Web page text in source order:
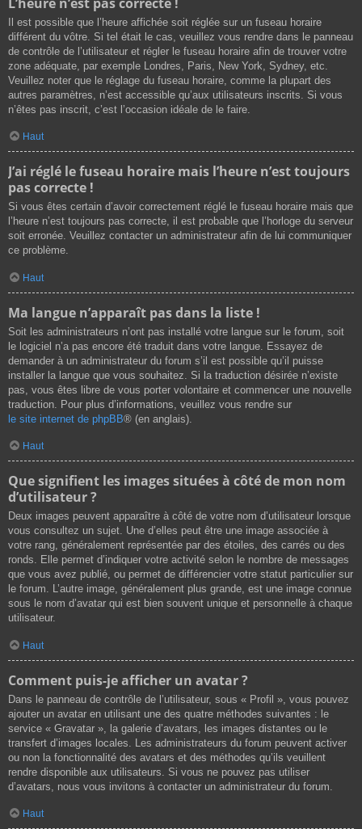
Il est possible que l’heure affichée soit réglée sur un fuseau horaire
différent du vôtre. Si tel était le cas, veuillez vous rendre dans le panneau
de contrôle de l’utilisateur et régler le fuseau horaire afin de trouver votre
zone adéquate, par exemple Londres, Paris, New York, Sydney, etc.
Veuillez noter que le réglage du fuseau horaire, comme la plupart des
autres paramètres, n’est accessible qu’aux utilisateurs inscrits. Si vous
n’êtes pas inscrit, c’est l’occasion idéale de le faire.
Haut
J’ai réglé le fuseau horaire mais l’heure n’est toujours
pas correcte !
Si vous êtes certain d’avoir correctement réglé le fuseau horaire mais que
l’heure n’est toujours pas correcte, il est probable que l’horloge du serveur
soit erronée. Veuillez contacter un administrateur afin de lui communiquer
ce problème.
Haut
Ma langue n’apparaît pas dans la liste !
Soit les administrateurs n’ont pas installé votre langue sur le forum, soit
le logiciel n’a pas encore été traduit dans votre langue. Essayez de
demander à un administrateur du forum s’il est possible qu’il puisse
installer la langue que vous souhaitez. Si la traduction désirée n’existe
pas, vous êtes libre de vous porter volontaire et commencer une nouvelle
traduction. Pour plus d’informations, veuillez vous rendre sur
le site internet de phpBB® (en anglais).
Haut
Que signifient les images situées à côté de mon nom
d’utilisateur ?
Deux images peuvent apparaître à côté de votre nom d’utilisateur lorsque
vous consultez un sujet. Une d’elles peut être une image associée à
votre rang, généralement représentée par des étoiles, des carrés ou des
ronds. Elle permet d’indiquer votre activité selon le nombre de messages
que vous avez publié, ou permet de différencier votre statut particulier sur
le forum. L’autre image, généralement plus grande, est une image connue
sous le nom d’avatar qui est bien souvent unique et personnelle à chaque
utilisateur.
Haut
Comment puis-je afficher un avatar ?
Dans le panneau de contrôle de l’utilisateur, sous « Profil », vous pouvez
ajouter un avatar en utilisant une des quatre méthodes suivantes : le
service « Gravatar », la galerie d’avatars, les images distantes ou le
transfert d’images locales. Les administrateurs du forum peuvent activer
ou non la fonctionnalité des avatars et des méthodes qu’ils veuillent
rendre disponible aux utilisateurs. Si vous ne pouvez pas utiliser
d’avatars, nous vous invitons à contacter un administrateur du forum.
Haut